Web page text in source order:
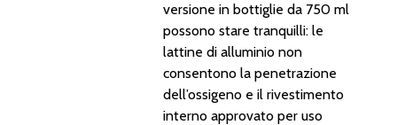
versione in bottiglie da 750 ml
possono stare tranquilli: le
lattine di alluminio non
consentono la penetrazione
dell’ossigeno e il rivestimento
interno approvato per uso